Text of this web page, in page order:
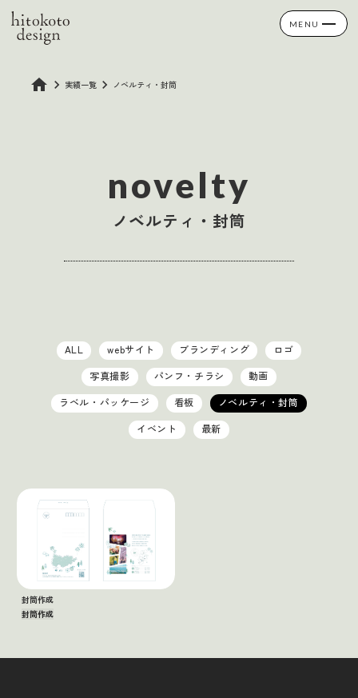
home keyboard_arrow_right 実績一覧 keyboard_arrow_right ノベルティ・封筒
novelty
ノベルティ・封筒
ALL webサイト ブランディング
ロゴ
写真撮影
パンフ・チラシ
動画
ラベル・パッケージ
看板
ノベルティ・封筒
イベント
最新
封筒作成
封筒作成
more_vert
MENU